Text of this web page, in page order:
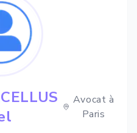
Avocat à
Paris